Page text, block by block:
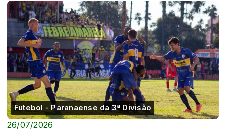
Futebol - Paranaense da 3ª Divisão
26/07/2026